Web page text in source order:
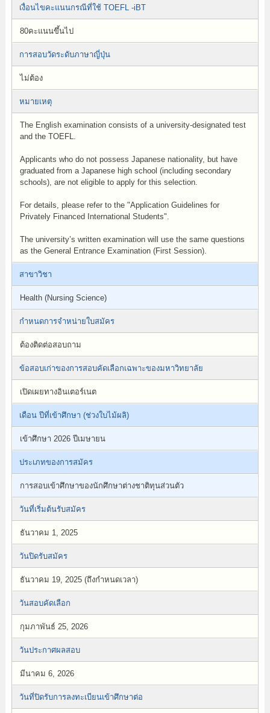
เงื่อนไขคะแนนกรณีที่ใช้ TOEFL -iBT
80คะแนนขึ้นไป
การสอบวัดระดับภาษาญี่ปุ่น
ไม่ต้อง
หมายเหตุ
The English examination consists of a university-designated test
and the TOEFL.
Applicants who do not possess Japanese nationality, but have
graduated from a Japanese high school (including secondary
schools), are not eligible to apply for this selection.
For details, please refer to the "Application Guidelines for
Privately Financed International Students".
The university’s written examination will use the same questions
as the General Entrance Examination (First Session).
สาขาวิชา
Health (Nursing Science)
กำหนดการจำหน่ายใบสมัคร
ต้องติดต่อสอบถาม
ข้อสอบเก่าของการสอบคัดเลือกเฉพาะของมหาวิทยาลัย
เปิดเผยทางอินเตอร์เนต
เดือน ปีที่เข้าศึกษา (ช่วงใบไม้ผลิ)
เข้าศึกษา 2026 ปีเมษายน
ประเภทของการสมัคร
การสอบเข้าศึกษาของนักศึกษาต่างชาติทุนส่วนตัว
วันที่เริ่มต้นรับสมัคร
ธันวาคม 1, 2025
วันปิดรับสมัคร
ธันวาคม 19, 2025 (ถึงกำหนดเวลา)
วันสอบคัดเลือก
กุมภาพันธ์ 25, 2026
วันประกาศผลสอบ
มีนาคม 6, 2026
วันที่ปิดรับการลงทะเบียนเข้าศึกษาต่อ